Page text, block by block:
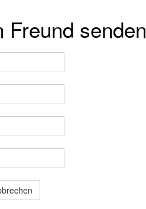
Freund senden